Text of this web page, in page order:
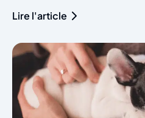
Lire l'article